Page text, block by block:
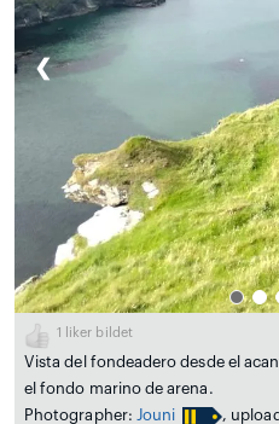
❮
1 liker bildet
Vista del fondeadero desde el
el fondo marino de arena.
Photographer: Jouni ,